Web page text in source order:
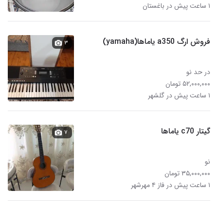
۱ ساعت پیش در باغستان
فروش ارگ a350 یاماها(yamaha)
در حد نو
۵۲,۰۰۰,۰۰۰ تومان
۱ ساعت پیش در گلشهر
۳
گیتار c70 یاماها
نو
۳۵,۰۰۰,۰۰۰ تومان
۱ ساعت پیش در فاز ۴ مهرشهر
۷